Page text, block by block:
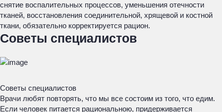
снятие воспалительных процессов, уменьшения отечности
тканей, восстановления соединительной, хрящевой и костной
ткани, обязательно корректируется рацион.
Советы специалистов
Советы специалистов
Врачи любят повторять, что мы все состоим из того, что едим.
Если человек питается рациональною, придерживается